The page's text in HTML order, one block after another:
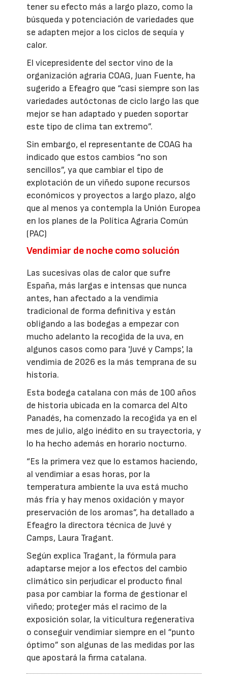
tener su efecto más a largo plazo, como la
búsqueda y potenciación de variedades que
se adapten mejor a los ciclos de sequía y
calor.
El vicepresidente del sector vino de la
organización agraria COAG, Juan Fuente, ha
sugerido a Efeagro que “casi siempre son las
variedades autóctonas de ciclo largo las que
mejor se han adaptado y pueden soportar
este tipo de clima tan extremo”.
Sin embargo, el representante de COAG ha
indicado que estos cambios “no son
sencillos”, ya que cambiar el tipo de
explotación de un viñedo supone recursos
económicos y proyectos a largo plazo, algo
que al menos ya contempla la Unión Europea
en los planes de la Política Agraria Común
(PAC)
Vendimiar de noche como solución
Las sucesivas olas de calor que sufre
España, más largas e intensas que nunca
antes, han afectado a la vendimia
tradicional de forma definitiva y están
obligando a las bodegas a empezar con
mucho adelanto la recogida de la uva, en
algunos casos como para 'Juvé y Camps', la
vendimia de 2026 es la más temprana de su
historia.
Esta bodega catalana con más de 100 años
de historia ubicada en la comarca del Alto
Panadés, ha comenzado la recogida ya en el
mes de julio, algo inédito en su trayectoria, y
lo ha hecho además en horario nocturno.
“Es la primera vez que lo estamos haciendo,
al vendimiar a esas horas, por la
temperatura ambiente la uva está mucho
más fría y hay menos oxidación y mayor
preservación de los aromas”, ha detallado a
Efeagro la directora técnica de Juvé y
Camps, Laura Tragant.
Según explica Tragant, la fórmula para
adaptarse mejor a los efectos del cambio
climático sin perjudicar el producto final
pasa por cambiar la forma de gestionar el
viñedo; proteger más el racimo de la
exposición solar, la viticultura regenerativa
o conseguir vendimiar siempre en el “punto
óptimo” son algunas de las medidas por las
que apostará la firma catalana.